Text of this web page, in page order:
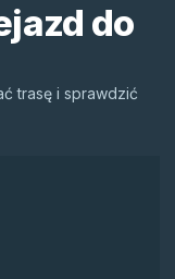
do
trasę i sprawdzić